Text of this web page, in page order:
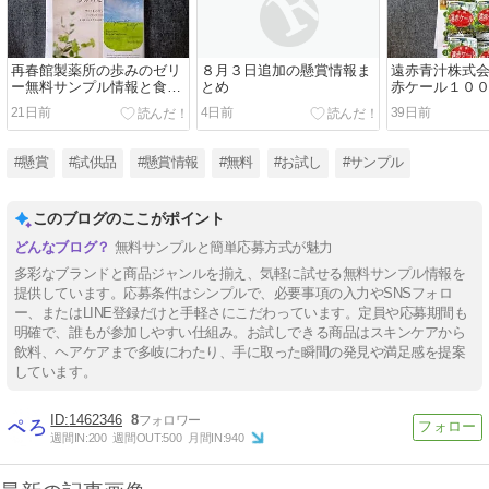
再春館製薬所の歩みのゼリ
ー無料サンプル情報と食べ
てみた
21日前
８月３日追加の懸賞情報ま
とめ
4日前
遠赤青汁株式
赤ケール１０
プル情報と飲
39日前
#懸賞 #試供品 #懸賞情報 #無料 #お試し #サンプル
このブログのここがポイント
無料サンプルと簡単応募方式が魅力
多彩なブランドと商品ジャンルを揃え、気軽に試せる無料サンプル情報を
提供しています。応募条件はシンプルで、必要事項の入力やSNSフォロ
ー、またはLINE登録だけと手軽さにこだわっています。定員や応募期間も
明確で、誰もが参加しやすい仕組み。お試しできる商品はスキンケアから
飲料、ヘアケアまで多岐にわたり、手に取った瞬間の発見や満足感を提案
しています。
1462346 8
週間IN:200 週間OUT:500 月間IN:940